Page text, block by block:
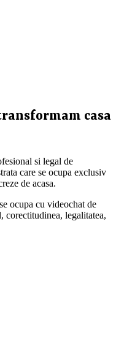
casa
si legal de
care se ocupa exclusiv
de acasa.
ocupa cu videochat de
corectitudinea, legalitatea,